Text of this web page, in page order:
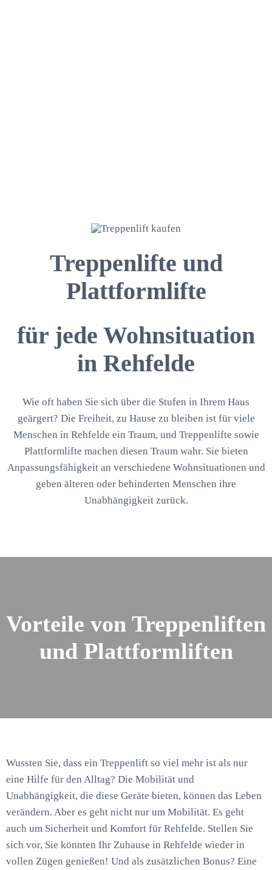
Treppenlifte und
Plattformlifte
für jede Wohnsituation
in Rehfelde
Wie oft haben Sie sich über die Stufen in Ihrem Haus
geärgert? Die Freiheit, zu Hause zu bleiben ist für viele
Menschen in Rehfelde ein Traum, und Treppenlifte sowie
Plattformlifte machen diesen Traum wahr. Sie bieten
Anpassungsfähigkeit an verschiedene Wohnsituationen und
geben älteren oder behinderten Menschen ihre
Unabhängigkeit zurück.
Vorteile von Treppenliften
und Plattformliften
Wussten Sie, dass ein Treppenlift so viel mehr ist als nur
eine Hilfe für den Alltag? Die Mobilität und
Unabhängigkeit, die diese Geräte bieten, können das Leben
verändern. Aber es geht nicht nur um Mobilität. Es geht
auch um Sicherheit und Komfort für Rehfelde. Stellen Sie
sich vor, Sie könnten Ihr Zuhause in Rehfelde wieder in
vollen Zügen genießen! Und als zusätzlichen Bonus? Eine